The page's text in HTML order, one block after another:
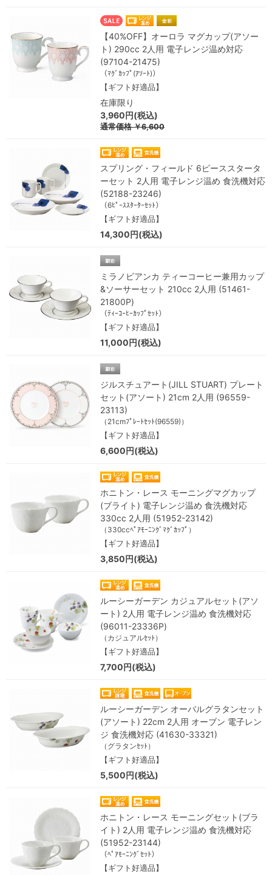
【40%OFF】オーロラ マグカップ(アソー
ト) 290cc 2人用 電子レンジ温め対応
(97104-21475)
（ﾏｸﾞｶｯﾌﾟ(ｱｿｰﾄ)）
【ギフト好適品】
在庫限り
3,960円(税込)
通常価格￥6,600
スプリング・フィールド 6ピーススタータ
ーセット 2人用 電子レンジ温め 食洗機対応
(52188-23246)
（6ﾋﾟｰｽｽﾀｰﾀｰｾｯﾄ）
【ギフト好適品】
14,300円(税込)
ミラノビアンカ ティーコーヒー兼用カップ
&ソーサーセット 210cc 2人用 (51461-
21800P)
（ﾃｨｰｺｰﾋｰｶｯﾌﾟｾｯﾄ）
【ギフト好適品】
11,000円(税込)
ジルスチュアート(JILL STUART) プレート
セット(アソート) 21cm 2人用 (96559-
23113)
（21cmﾌﾟﾚｰﾄｾｯﾄ(96559)）
【ギフト好適品】
6,600円(税込)
ホニトン・レース モーニングマグカップ
(ブライト) 電子レンジ温め 食洗機対応
330cc 2人用 (51952-23142)
（330ccﾍﾟｱﾓｰﾆﾝｸﾞﾏｸﾞｶｯﾌﾟ）
【ギフト好適品】
3,850円(税込)
ルーシーガーデン カジュアルセット(アソ
ート) 2人用 電子レンジ温め 食洗機対応
(96011-23336P)
（カジュアルｾｯﾄ）
【ギフト好適品】
7,700円(税込)
ルーシーガーデン オーバルグラタンセット
(アソート) 22cm 2人用 オーブン 電子レン
ジ 食洗機対応 (41630-33321)
（グラタンｾｯﾄ）
【ギフト好適品】
5,500円(税込)
ホニトン・レース モーニングセット(ブラ
イト) 2人用 電子レンジ温め 食洗機対応
(51952-23144)
（ﾍﾟｱﾓｰﾆﾝｸﾞｾｯﾄ）
【ギフト好適品】